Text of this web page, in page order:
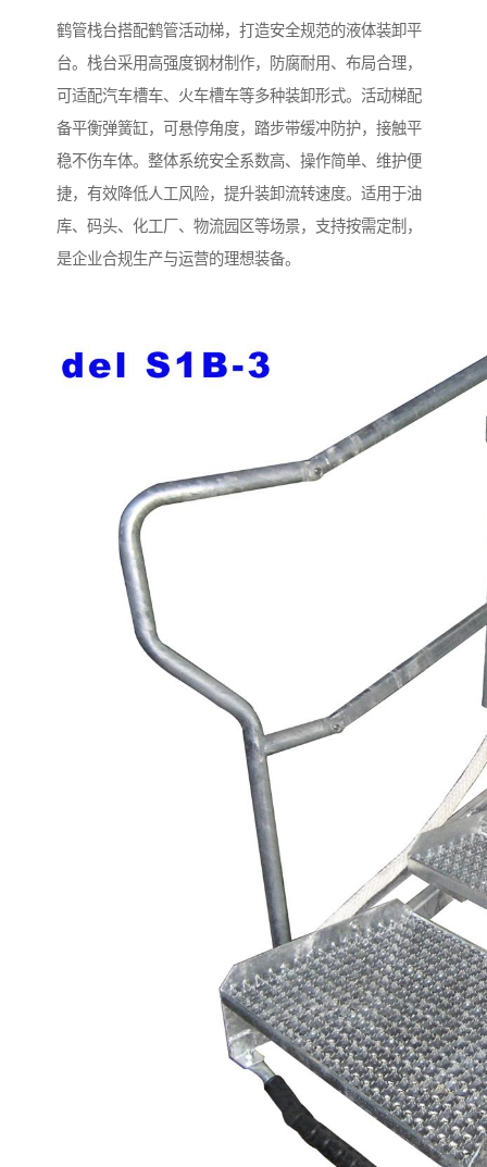
鹤管栈台搭配鹤管活动梯，打造安全规范的液体装卸平
台。栈台采用高强度钢材制作，防腐耐用、布局合理，
可适配汽车槽车、火车槽车等多种装卸形式。活动梯配
备平衡弹簧缸，可悬停角度，踏步带缓冲防护，接触平
稳不伤车体。整体系统安全系数高、操作简单、维护便
捷，有效降低人工风险，提升装卸流转速度。适用于油
库、码头、化工厂、物流园区等场景，支持按需定制，
是企业合规生产与运营的理想装备。